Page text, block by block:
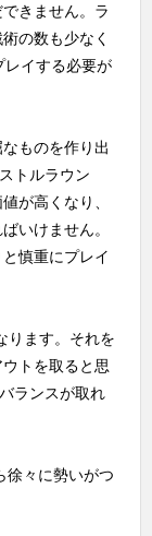
きません。ラ
の数も少なく
レイする必要が
ものを作り出
トルラウン
が高くなり、
いけません。
慎重にプレイ
ります。それを
トを取ると思
ランスが取れ
徐々に勢いがつ